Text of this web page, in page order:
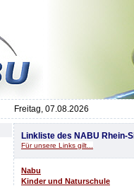
Freitag, 07.08.2026
Linkliste des NABU Rhein-
Für unsere Links gilt...
Nabu
Kinder und Naturschule